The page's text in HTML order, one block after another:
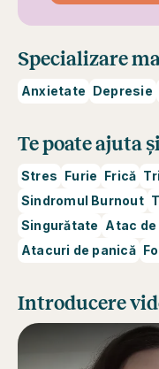
Specializare
Anxietate Depresie
Te poate ajuta
Stres Furie Frică
Sindromul Burnout
Singurătate Atac de
Atacuri de panică
Introducere